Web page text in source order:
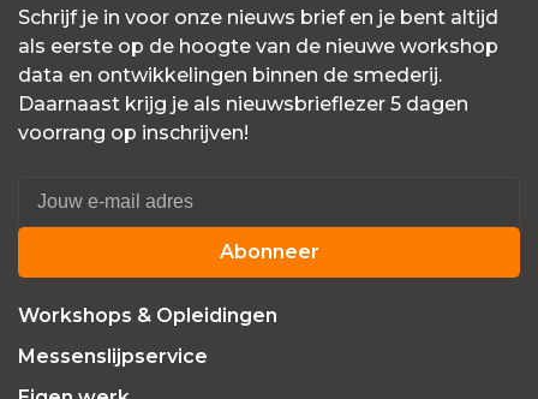
Schrijf je in voor onze nieuws brief en je bent altijd
als eerste op de hoogte van de nieuwe workshop
data en ontwikkelingen binnen de smederij.
Daarnaast krijg je als nieuwsbrieflezer 5 dagen
voorrang op inschrijven!
Abonneer
Workshops & Opleidingen
Messenslijpservice